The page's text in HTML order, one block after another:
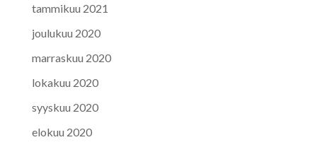
tammikuu 2021
joulukuu 2020
marraskuu 2020
lokakuu 2020
syyskuu 2020
elokuu 2020